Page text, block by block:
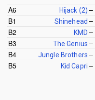
A6
Hijack (2) –
B1
Shinehead –
B2
KMD –
B3
The Genius –
B4
Jungle Brothers –
B5
Kid Capri –